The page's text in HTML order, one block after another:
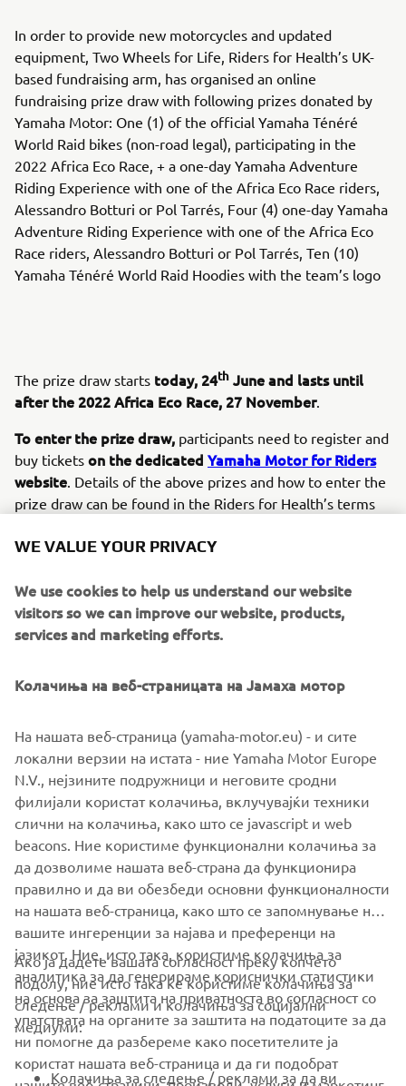
In order to provide new motorcycles and updated
equipment, Two Wheels for Life, Riders for Health’s UK-
based fundraising arm, has organised an online
fundraising prize draw with following prizes donated by
Yamaha Motor: One (1) of the official Yamaha Ténéré
World Raid bikes (non-road legal), participating in the
2022 Africa Eco Race, + a one-day Yamaha Adventure
Riding Experience with one of the Africa Eco Race riders,
Alessandro Botturi or Pol Tarrés, Four (4) one-day Yamaha
Adventure Riding Experience with one of the Africa Eco
Race riders, Alessandro Botturi or Pol Tarrés, Ten (10)
Yamaha Ténéré World Raid Hoodies with the team’s logo
The prize draw starts today, 24th June and lasts until
after the 2022 Africa Eco Race, 27 November.
To enter the prize draw, participants need to register and
buy tickets on thededicated Yamaha Motor for Riders
website . Details of the above prizes and how to enter the
prize draw can be found in the Riders for Health’s terms
more tickets participants buy increases their chances of
winning one of these fantastic prizes.
CORPORATE
FOR BUSINESS
WE VALUE YOUR PRIVACY
We use cookies to help us understand our website
visitors so we can improve our website, products,
services and marketing efforts.
Колачиња на веб-страницата на Јамаха мотор
На нашата веб-страница (yamaha-motor.eu) - и сите
локални верзии на истата - ние Yamaha Motor Europe
N.V., нејзините подружници и неговите сродни
филијали користат колачиња, вклучувајќи техники
слични на колачиња, како што се javascript и web
beacons. Ние користиме функционални колачиња за
да дозволиме нашата веб-страна да функционира
правилно и да ви обезбеди основни функционалности
на нашата веб-страница, како што се запомнување на
вашите ингеренции за најава и преференци на
јазикот. Ние, исто така, користиме колачиња за
аналитика за да генерираме кориснички статистики
на основа за заштита на приватноста во согласност со
упатствата на органите за заштита на податоците за да
ни помогне да разбереме како посетителите ја
користат нашата веб-страница и да ги подобрат
Ако ја дадете вашата согласност преку копчето
подолу, ние исто така ќе користиме колачиња за
следење / реклами и колачиња за социјални
медиуми:
Колачиња за следење / реклами за да ви